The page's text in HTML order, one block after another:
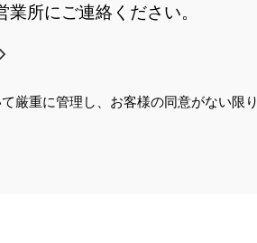
所にご連絡ください。
厳重に管理し、お客様の同意がない限り